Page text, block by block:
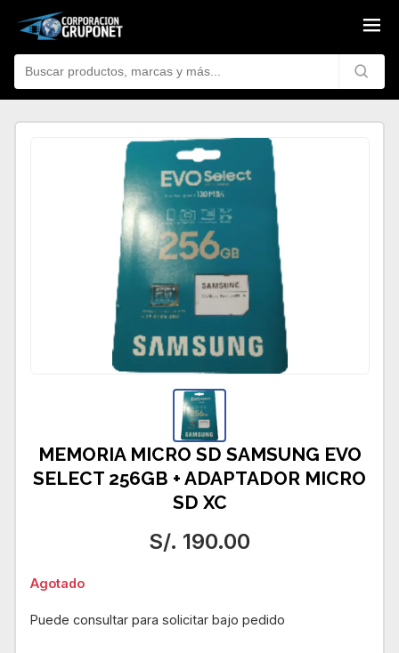
MEMORIA MICRO SD SAMSUNG EVO
SELECT 256GB + ADAPTADOR MICRO
SD XC
S/. 190.00
Agotado
Puede consultar para solicitar bajo pedido